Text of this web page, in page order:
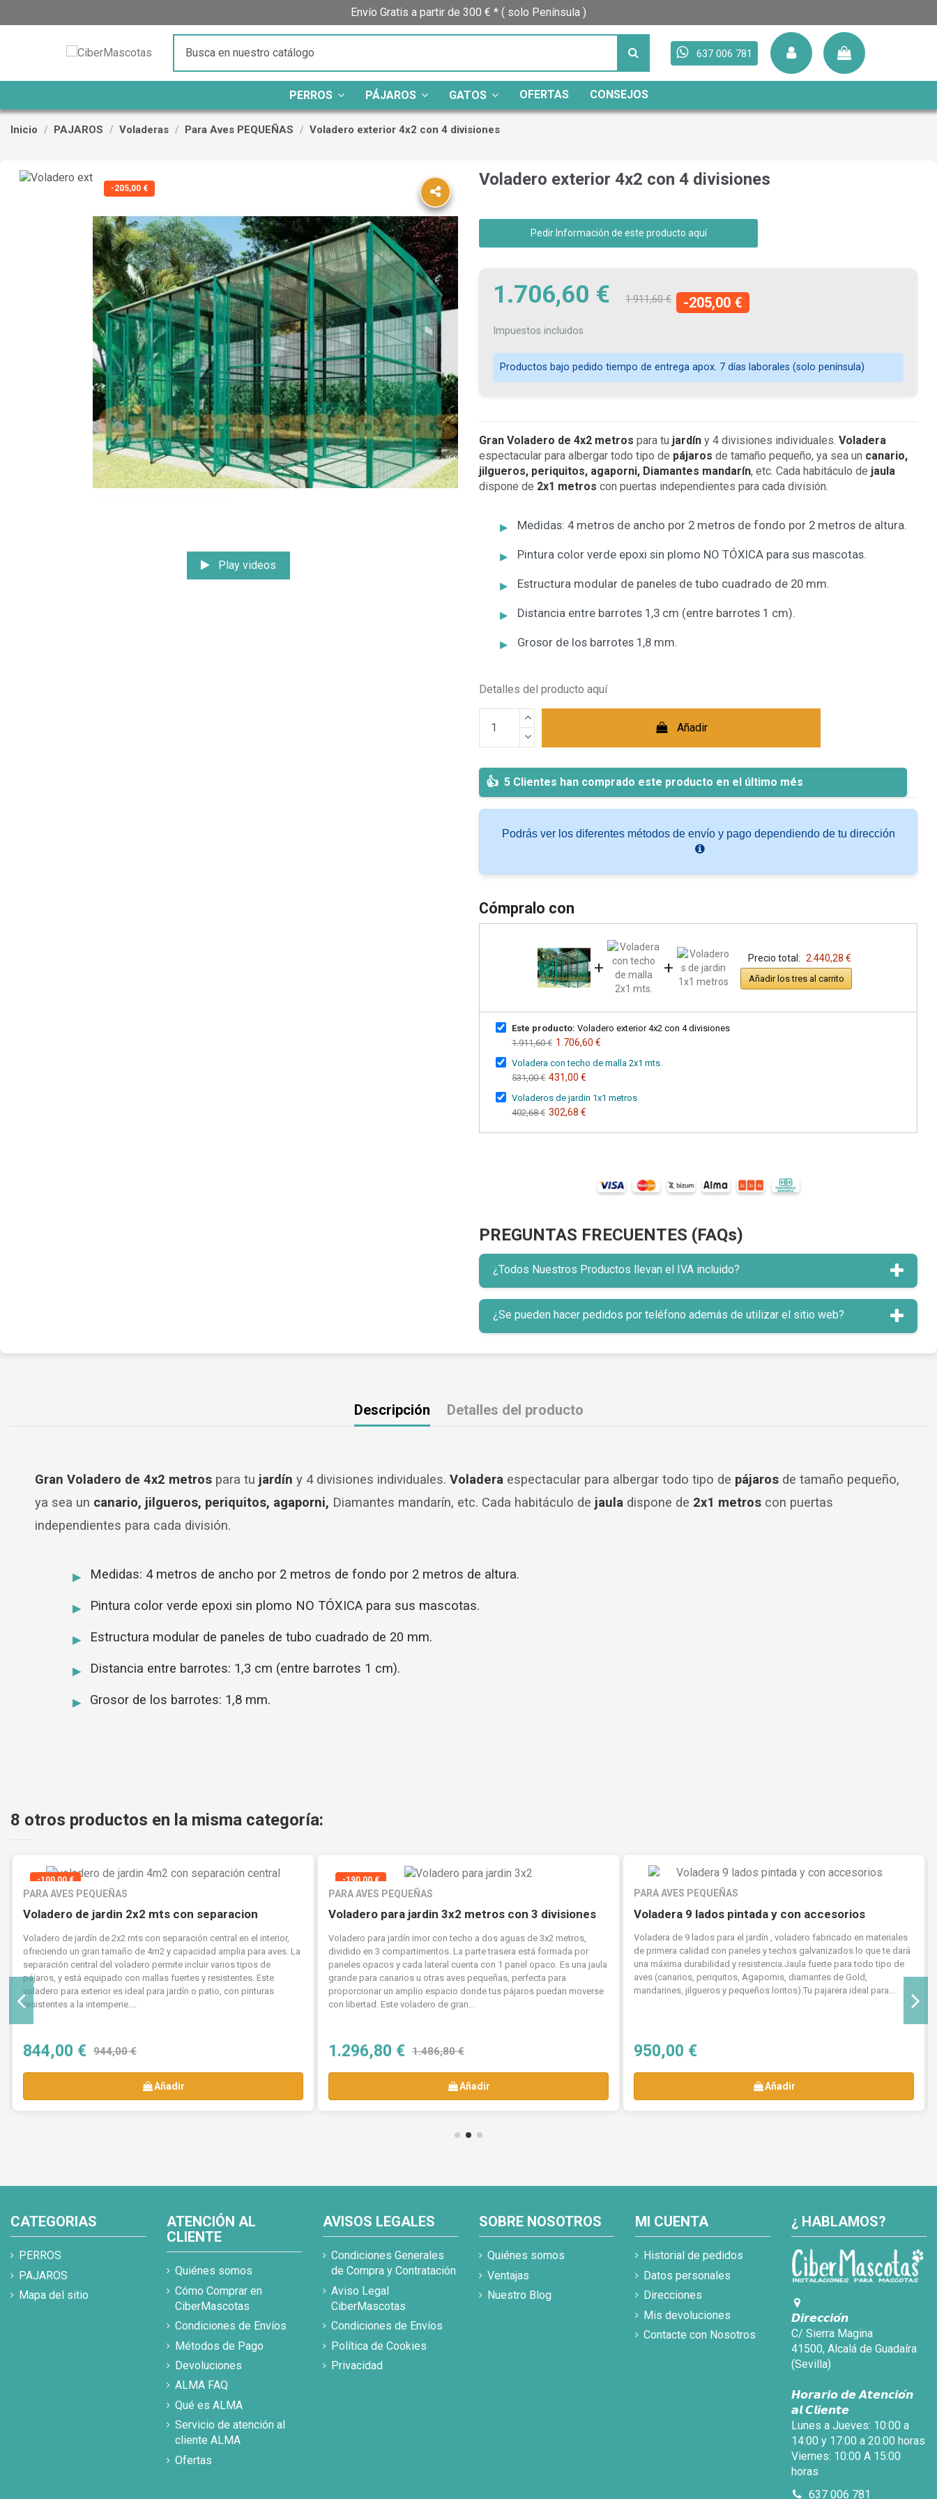
Envío Gratis a partir de 300 € * ( solo Península )
637 006 781
PERROS PÁJAROS GATOS OFERTAS CONSEJOS
Inicio PAJAROS Voladeras Para Aves PEQUEÑAS Voladero exterior 4x2 con 4 divisiones
-205,00 €
Play videos
Voladero exterior 4x2 con 4 divisiones
Pedir Información de este producto aquí
1.706,60 € 1.911,60 € -205,00 €
Impuestos incluidos
Productos bajo pedido tiempo de entrega apox. 7 días laborales (solo península)
Gran Voladero de 4x2 metros para tu jardín y 4 divisiones individuales. Voladera
espectacular para albergar todo tipo de pájaros de tamaño pequeño, ya sea un canario,
jilgueros, periquitos, agaporni, Diamantes mandarín, etc. Cada habitáculo de jaula
dispone de 2x1 metros con puertas independientes para cada división.
Medidas: 4 metros de ancho por 2 metros de fondo por 2 metros de altura.
Pintura color verde epoxi sin plomo NO TÓXICA para sus mascotas.
Estructura modular de paneles de tubo cuadrado de 20 mm.
Distancia entre barrotes 1,3 cm (entre barrotes 1 cm).
Grosor de los barrotes 1,8 mm.
Detalles del producto aquí
Añadir
5 Clientes han comprado este producto en el último més
Podrás ver los diferentes métodos de envío y pago dependiendo de tu dirección
Cómpralo con
+ + Precio total: 2.440,28 €
Añadir los tres al carrito
Este producto: Voladero exterior 4x2 con 4 divisiones
1.911,60 € 1.706,60 €
Voladera con techo de malla 2x1 mts.
531,00 € 431,00 €
Voladeros de jardin 1x1 metros
402,68 € 302,68 €
PREGUNTAS FRECUENTES (FAQs)
¿Todos Nuestros Productos llevan el IVA incluido?
¿Se pueden hacer pedidos por teléfono además de utilizar el sitio web?
Descripción Detalles del producto
Gran Voladero de 4x2 metros para tu jardín y 4 divisiones individuales.Voladera espectacular para albergar todo tipo de pájaros de tamaño pequeño,
ya sea un canario, jilgueros, periquitos, agaporni, Diamantes mandarín, etc. Cada habitáculo de jaula dispone de 2x1 metros con puertas
independientes para cada división.
Medidas: 4 metros de ancho por 2 metros de fondo por 2 metros de altura.
Pintura color verde epoxi sin plomo NO TÓXICA para sus mascotas.
Estructura modular de paneles de tubo cuadrado de 20 mm.
Distancia entre barrotes: 1,3 cm (entre barrotes 1 cm).
Grosor de los barrotes: 1,8 mm.
8 otros productos en la misma categoría:
-100,00 €
PARA AVES PEQUEÑAS
Voladero de jardin 2x2 mts con separacion
Voladero de jardín de 2x2 mts con separación central en el interior,
ofreciendo un gran tamaño de 4m2 y capacidad amplia para aves. La
separación central del voladero permite incluir varios tipos de
pájaros, y está equipado con mallas fuertes y resistentes. Este
voladero para exterior es ideal para jardín o patio, con pinturas
resistentes a la intemperie....
844,00 € 944,00 €
Añadir
-190,00 €
PARA AVES PEQUEÑAS
Voladero para jardin 3x2 metros con 3 divisiones
Voladero para jardín imor con techo a dos aguas de 3x2 metros,
dividido en 3 compartimentos. La parte trasera está formada por
paneles opacos y cada lateral cuenta con 1 panel opaco. Es una jaula
grande para canarios u otras aves pequeñas, perfecta para
proporcionar un amplio espacio donde tus pájaros puedan moverse
con libertad. Este voladero de gran...
1.296,80 € 1.486,80 €
Añadir
PARA AVES PEQUEÑAS
Voladera 9 lados pintada y con accesorios
Voladera de 9 lados para el jardín , voladero fabricado en materiales
de primera calidad con paneles y techos galvanizados lo que te dará
una máxima durabilidad y resistencia.Jaula fuerte para todo tipo de
aves (canarios, periquitos, Agapornis, diamantes de Gold,
mandarines, jilgueros y pequeños loritos).Tu pajarera ideal para...
950,00 €
Añadir
CATEGORIAS
PERROS
PAJAROS
Mapa del sitio
ATENCIÓN AL
CLIENTE
Quiénes somos
Cómo Comprar en
CiberMascotas
Condiciones de Envíos
Métodos de Pago
Devoluciones
ALMA FAQ
Qué es ALMA
Servicio de atención al
cliente ALMA
Ofertas
AVISOS LEGALES
Condiciones Generales
de Compra y Contratación
Aviso Legal
CiberMascotas
Condiciones de Envíos
Política de Cookies
Privacidad
SOBRE NOSOTROS
Quiénes somos
Ventajas
Nuestro Blog
MI CUENTA
Historial de pedidos
Datos personales
Direcciones
Mis devoluciones
Contacte con Nosotros
¿ HABLAMOS?
𝘿𝙞𝙧𝙚𝙘𝙘𝙞𝙤́𝙣
C/ Sierra Magina
41500, Alcalá de Guadaíra
(Sevilla)
𝙃𝙤𝙧𝙖𝙧𝙞𝙤 𝙙𝙚 𝘼𝙩𝙚𝙣𝙘𝙞𝙤́𝙣
𝙖𝙡 𝘾𝙡𝙞𝙚𝙣𝙩𝙚
Lunes a Jueves: 10:00 a
14:00 y 17:00 a 20:00 horas
Viernes: 10:00 A 15:00
horas
637 006 781